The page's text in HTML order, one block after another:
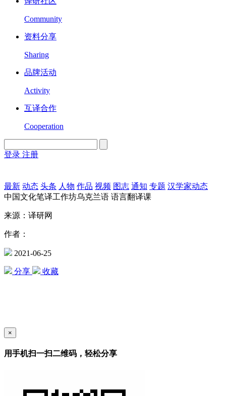
Community
资料分享
Sharing
品牌活动
Activity
互译合作
Cooperation
登录 注册
最新 动态 头条 人物 作品 视频 图志 通知 专题 汉学家动态
中国文化笔译工作坊乌克兰语 语言翻译课
来源：译研网
作者：
2021-06-25
分享 收藏
×
用手机扫一扫二维码，轻松分享